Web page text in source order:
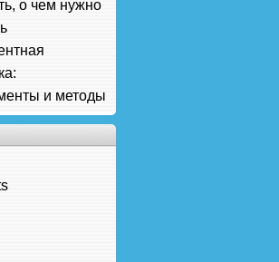
о чем нужно
и методы